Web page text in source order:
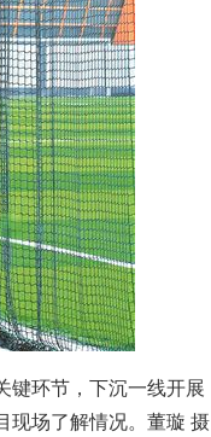
环节，下沉一线开展
现场了解情况。董璇 摄